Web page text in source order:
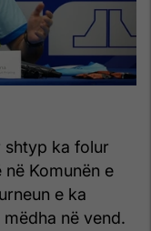
shtyp ka folur
Komunën e
e ka
në vend.